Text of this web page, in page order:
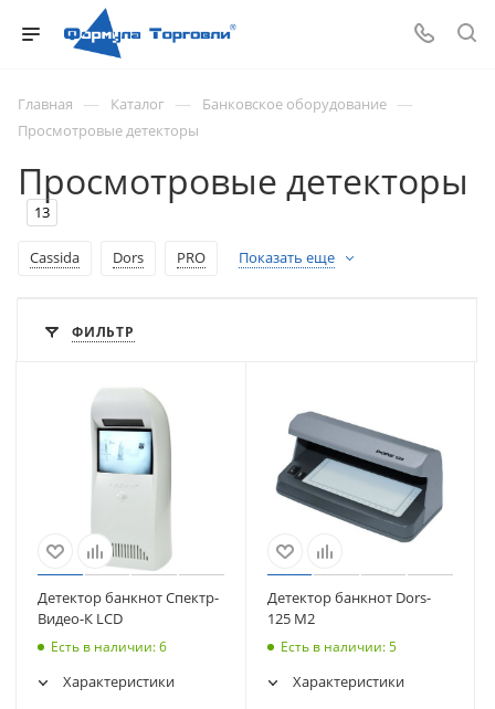
Главная — Каталог — Банковское оборудование —
Просмотровые детекторы
Просмотровые детекторы
13
Cassida Dors PRO Показать еще
ФИЛЬТР
Детектор банкнот Спектр-
Видео-К LCD
Есть в наличии: 6
Характеристики
Детектор банкнот Dors-
125 М2
Есть в наличии: 5
Характеристики